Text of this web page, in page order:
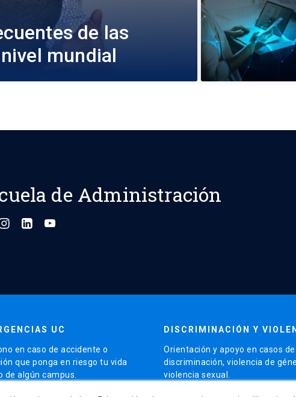
de las
mundial
de Administración
UC
en caso de accidente o
que ponga en riesgo tu vida
de algún campus.
DISCRIMINACIÓN Y
Orientación y apoyo en casos de
discriminación, violencia de
violencia sexual.